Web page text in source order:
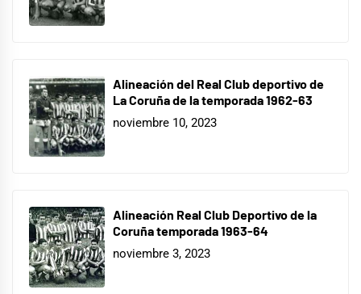
Alineación del Real Club deportivo de
La Coruña de la temporada 1962-63
noviembre 10, 2023
Alineación Real Club Deportivo de la
Coruña temporada 1963-64
noviembre 3, 2023